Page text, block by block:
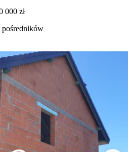
000 zł
pośredników